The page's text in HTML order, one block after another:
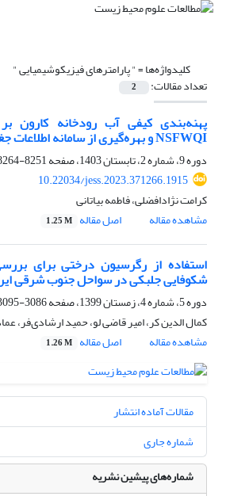
کلیدواژه‌ها =" پارامترهای فیزیکوشیمیایی "
تعداد مقالات: 2
پهنه‌بندی کیفی آب رودخانه کارون
NSFWQI و بهره‌گیری از سامانه اطلاعات جغرافیایی
دوره 9، شماره 2، تابستان 1403، صفحه
8251-8264
10.22034/jess.2023.371266.1915
کرامت نژادافضلی، فاطمه بیاتانی
مشاهده مقاله
اصل مقاله 1.25 M
استفاده از رگرسیون درختی برای
شکوفایی جلبکی در سواحل جنوب شرقی
دوره 5، شماره 4، زمستان 1399، صفحه
3086-3095
کمال الدین کر، امیر قاضی لو، حمید ارشادی‌فر،
مشاهده مقاله
اصل مقاله 1.26 M
مقالات آماده انتشار
شماره جاری
شماره‌های پیشین نشریه